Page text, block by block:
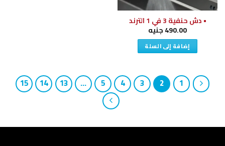
• دش حنفية 3 في 1 الترند
490.00جنيه
إضافة إلى السلة
1
2
3
4
5
…
13
14
15